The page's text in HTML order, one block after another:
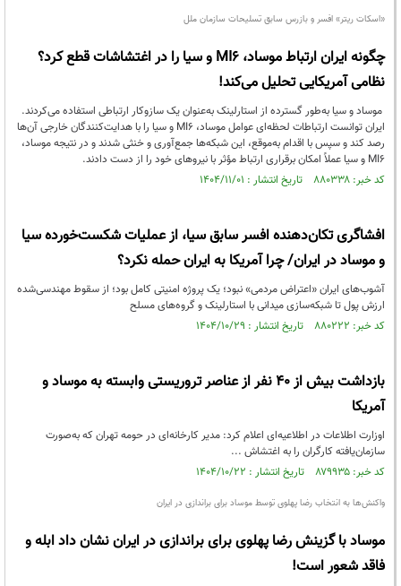
«اسکات ریتر» افسر و بازرس سابق تسلیحات سازمان ملل
چگونه ایران ارتباط موساد، MI6 و سیا را در اغتشاشات قطع کرد؟
نظامی آمریکایی تحلیل می‌کند!
موساد و سیا به‌طور گسترده از استارلینک به‌عنوان یک سازوکار ارتباطی استفاده می‌کردند.
ایران توانست ارتباطات لحظه‌ای عوامل موساد، MI6 و سیا را با هدایت‌کنندگان خارجی آن‌ها
رصد کند و سپس با اقدام به‌موقع، این شبکه‌ها جمع‌آوری و خنثی شدند و در نتیجه موساد،
MI6 و سیا عملاً امکان برقراری ارتباط مؤثر با نیروهای خود را از دست دادند.
کد خبر: ۸۸۰۳۳۸ تاریخ انتشار : ۱۴۰۴/۱۱/۰۱
افشاگری تکان‌دهنده افسر سابق سیا، از عملیات شکست‌خورده سیا
و موساد در ایران/ چرا آمریکا به ایران حمله نکرد؟
آشوب‌های ایران «اعتراض مردمی» نبود؛ یک پروژه امنیتی کامل بود؛ از سقوط مهندسی‌شده
ارزش پول تا شبکه‌سازی میدانی با استارلینک و گروه‌های مسلح
کد خبر: ۸۸۰۲۲۲ تاریخ انتشار : ۱۴۰۴/۱۰/۲۹
بازداشت بیش از ۴۰ نفر از عناصر تروریستی وابسته به موساد و
آمریکا
اوزارت اطلاعات در اطلاعیه‌ای اعلام کرد: مدیر کارخانه‌ای در حومه تهران که به‌صورت
سازمان‌یافته کارگران را به اغتشاش ...
کد خبر: ۸۷۹۹۳۵ تاریخ انتشار : ۱۴۰۴/۱۰/۲۲
واکنش‌ها به انتخاب رضا پهلوی توسط موساد برای براندازی در ایران
موساد با گزینش رضا پهلوی برای براندازی در ایران نشان داد ابله و
فاقد شعور است!